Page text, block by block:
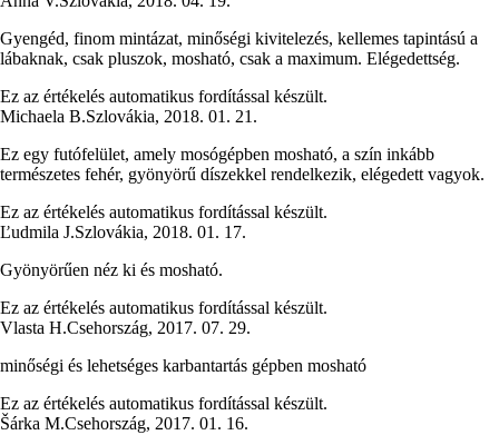
Gyengéd, finom mintázat, minőségi kivitelezés, kellemes tapintású a
lábaknak, csak pluszok, mosható, csak a maximum. Elégedettség.
Ez az értékelés automatikus fordítással készült.
Michaela B.Szlovákia, 2018. 01. 21.
Ez egy futófelület, amely mosógépben mosható, a szín inkább
természetes fehér, gyönyörű díszekkel rendelkezik, elégedett vagyok.
Ez az értékelés automatikus fordítással készült.
Ľudmila J.Szlovákia, 2018. 01. 17.
Gyönyörűen néz ki és mosható.
Ez az értékelés automatikus fordítással készült.
Vlasta H.Csehország, 2017. 07. 29.
minőségi és lehetséges karbantartás gépben mosható
Ez az értékelés automatikus fordítással készült.
Šárka M.Csehország, 2017. 01. 16.